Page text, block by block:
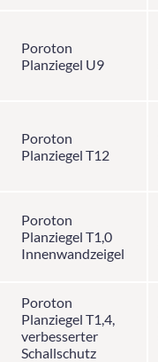
Poroton
Planziegel U9
Poroton
Planziegel T12
Poroton
Planziegel T1,0
Innenwandzeigel
Poroton
Planziegel T1,4,
verbesserter
Schallschutz